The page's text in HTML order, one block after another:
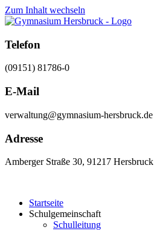
Zum Inhalt wechseln
Telefon
(09151) 81786-0
E-Mail
verwaltung@gymnasium-hersbruck.de
Adresse
Amberger Straße 30, 91217 Hersbruck
Startseite
Schulgemeinschaft
Schulleitung